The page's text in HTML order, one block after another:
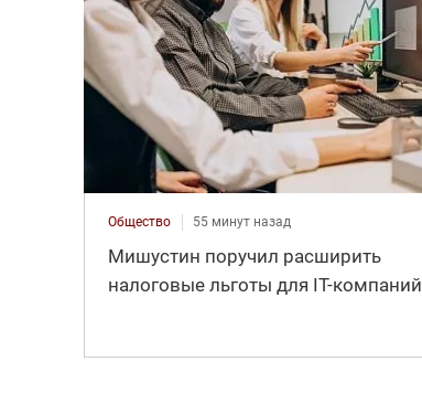
Общество 55 минут назад
Мишустин поручил расширить
налоговые льготы для IT-компаний